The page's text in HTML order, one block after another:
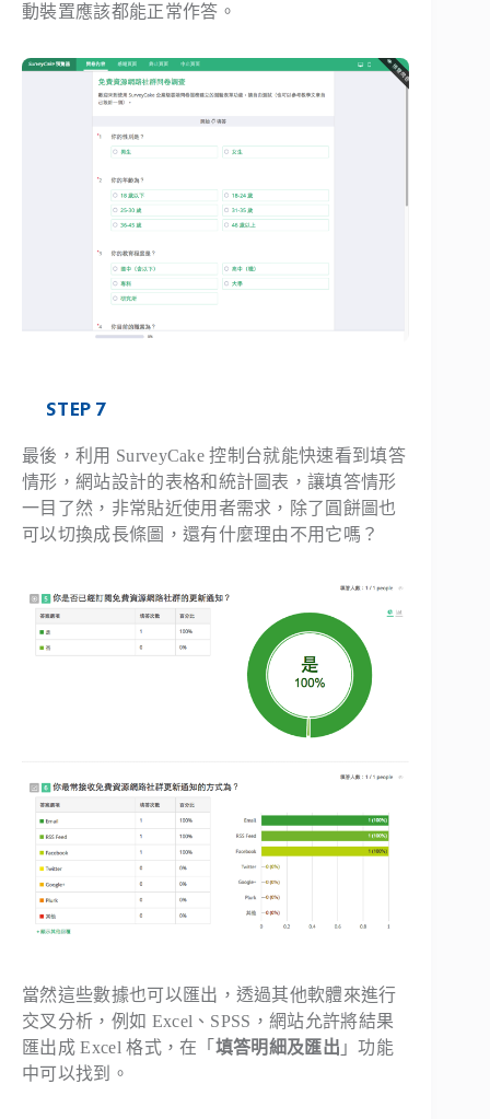
動裝置應該都能正常作答。
STEP 7
最後，利用 SurveyCake 控制台就能快速看到填答
情形，網站設計的表格和統計圖表，讓填答情形
一目了然，非常貼近使用者需求，除了圓餅圖也
可以切換成長條圖，還有什麼理由不用它嗎？
當然這些數據也可以匯出，透過其他軟體來進行
交叉分析，例如 Excel、SPSS，網站允許將結果
匯出成 Excel 格式，在「 填答明細及匯出 」功能
中可以找到。